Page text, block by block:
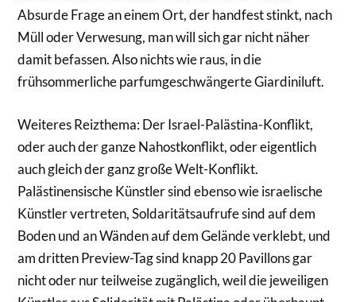
Absurde Frage an einem Ort, der handfest stinkt, nach
Müll oder Verwesung, man will sich gar nicht näher
damit befassen. Also nichts wie raus, in die
frühsommerliche parfumgeschwängerte Giardiniluft.
Weiteres Reizthema: Der Israel-Palästina-Konflikt,
oder auch der ganze Nahostkonflikt, oder eigentlich
auch gleich der ganz große Welt-Konflikt.
Palästinensische Künstler sind ebenso wie israelische
Künstler vertreten, Soldaritätsaufrufe sind auf dem
Boden und an Wänden auf dem Gelände verklebt, und
am dritten Preview-Tag sind knapp 20 Pavillons gar
nicht oder nur teilweise zugänglich, weil die jeweiligen